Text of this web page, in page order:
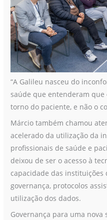
“A Galileu nasceu do
saúde que entenderam
torno do paciente, e não o
Márcio também chamou
acelerado da utilização da
profissionais de saúde e
deixou de ser o acesso à
capacidade das instituições
governança, protocolos
utilização dos dados.
Governança para uma nova